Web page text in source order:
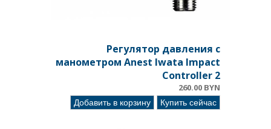
Регулятор давления с
манометром Anest Iwata Impact
Controller 2
260.00 BYN
Добавить в корзину Купить сейчас